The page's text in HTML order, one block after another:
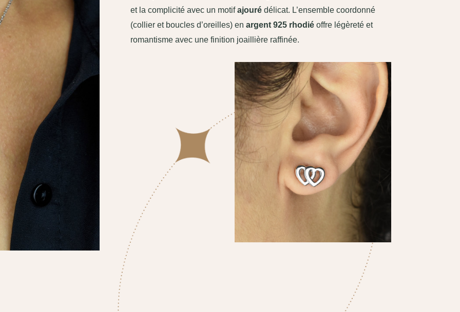
et la complicité avec un motifajourédélicat. L’ensemble coordonné
(collier et boucles d’oreilles) en argent 925 rhodiéoffre légèreté et
romantisme avec une finition joaillière raffinée.